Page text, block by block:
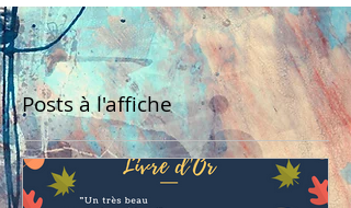
Posts à l'affiche